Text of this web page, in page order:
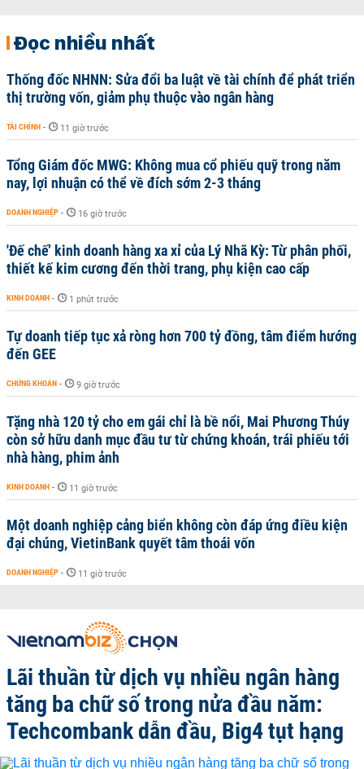
Đọc nhiều nhất
Thống đốc NHNN: Sửa đổi ba luật về tài chính để phát triển
thị trường vốn, giảm phụ thuộc vào ngân hàng
TÀI CHÍNH - 11 giờ trước
Tổng Giám đốc MWG: Không mua cổ phiếu quỹ trong năm
nay, lợi nhuận có thể về đích sớm 2-3 tháng
DOANH NGHIỆP - 16 giờ trước
'Đế chế’ kinh doanh hàng xa xỉ của Lý Nhã Kỳ: Từ phân phối,
thiết kế kim cương đến thời trang, phụ kiện cao cấp
KINH DOANH - 1 phút trước
Tự doanh tiếp tục xả ròng hơn 700 tỷ đồng, tâm điểm hướng
đến GEE
CHỨNG KHOÁN - 9 giờ trước
Tặng nhà 120 tỷ cho em gái chỉ là bề nổi, Mai Phương Thúy
còn sở hữu danh mục đầu tư từ chứng khoán, trái phiếu tới
nhà hàng, phim ảnh
KINH DOANH - 11 giờ trước
Một doanh nghiệp cảng biển không còn đáp ứng điều kiện
đại chúng, VietinBank quyết tâm thoái vốn
DOANH NGHIỆP - 11 giờ trước
Lãi thuần từ dịch vụ nhiều ngân hàng
tăng ba chữ số trong nửa đầu năm:
Techcombank dẫn đầu, Big4 tụt hạng